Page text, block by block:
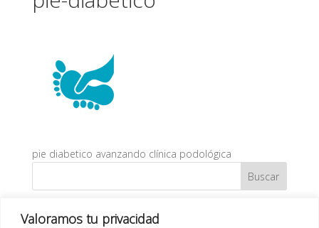
Valoramos tu privacidad
pie diabetico avanzando clínica podológica